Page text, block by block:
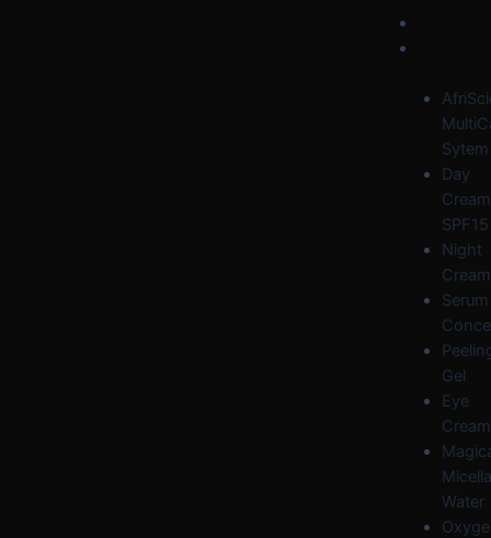
Sytem
Day
Cream
SPF15
Night
Cream
Serum
Gel
Eye
Cream
Water
Menu